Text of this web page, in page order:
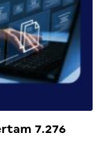
7.276